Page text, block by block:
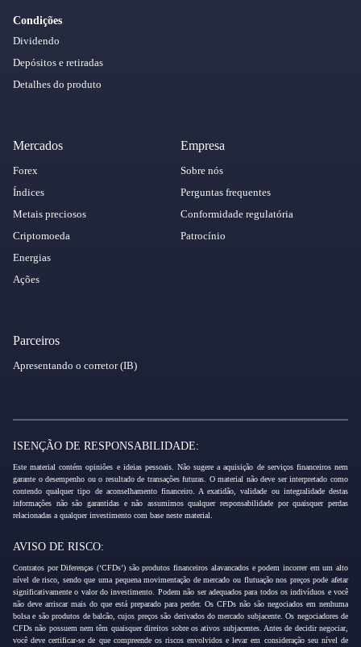
Condições
Dividendo
Depósitos e retiradas
Detalhes do produto
Mercados
Forex
Índices
Metais preciosos
Criptomoeda
Energias
Ações
Empresa
Sobre nós
Perguntas frequentes
Conformidade regulatória
Patrocínio
Parceiros
Apresentando o corretor (IB)
ISENÇÃO DE RESPONSABILIDADE:
Este material contém opiniões e ideias pessoais. Não sugere a aquisição de serviços financeiros nem
garante o desempenho ou o resultado de transações futuras. O material não deve ser interpretado como
contendo qualquer tipo de aconselhamento financeiro. A exatidão, validade ou integralidade destas
informações não são garantidas e não assumimos qualquer responsabilidade por quaisquer perdas
relacionadas a qualquer investimento com base neste material.
AVISO DE RISCO:
Contratos por Diferenças (‘CFDs’) são produtos financeiros alavancados e podem incorrer em um alto
nível de risco, sendo que uma pequena movimentação de mercado ou flutuação nos preços pode afetar
significativamente o valor do investimento. Podem não ser adequados para todos os indivíduos e você
não deve arriscar mais do que está preparado para perder. Os CFDs não são negociados em nenhuma
bolsa e são produtos de balcão, cujos preços são derivados do mercado subjacente. Os negociadores de
CFDs não possuem nem têm quaisquer direitos sobre os ativos subjacentes. Antes de decidir negociar,
você deve certificar-se de que compreende os riscos envolvidos e levar em consideração seu nível de